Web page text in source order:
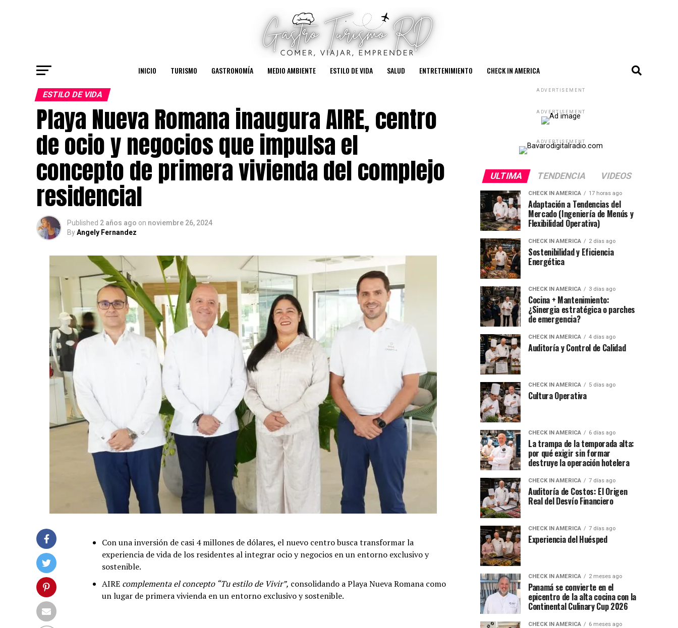
INICIO TURISMO GASTRONOMÍA MEDIO AMBIENTE ESTILO DE VIDA SALUD ENTRETENIMIENTO CHECK IN AMERICA
ESTILO DE VIDA
Playa Nueva Romana inaugura AIRE, centro
de ocio y negocios que impulsa el
concepto de primera vivienda del complejo
residencial
Published 2 años ago on noviembre 26, 2024
ByAngely Fernandez
Con una inversión de casi 4 millones de dólares, el nuevo centro busca transformar la
experiencia de vida de los residentes al integrar ocio y negocios en un entorno exclusivo y
sostenible.
AIRE complementa el concepto “Tu estilo de Vivir”, consolidando a Playa Nueva Romana como
un lugar de primera vivienda en un entorno exclusivo y sostenible.
ADVERTISEMENT
ADVERTISEMENT
ADVERTISEMENT
ULTIMA TENDENCIA VIDEOS
CHECK IN AMERICA 17 horas ago
Adaptación a Tendencias del
Mercado (Ingeniería de Menús y
Flexibilidad Operativa)
CHECK IN AMERICA 2 días ago
Sostenibilidad y Eficiencia
Energética
CHECK IN AMERICA 3 días ago
Cocina + Mantenimiento:
¿Sinergia estratégica o parches
de emergencia?
CHECK IN AMERICA 4 días ago
Auditoría y Control de Calidad
CHECK IN AMERICA 5 días ago
Cultura Operativa
CHECK IN AMERICA 6 días ago
La trampa de la temporada alta:
por qué exigir sin formar
destruye la operación hotelera
CHECK IN AMERICA 7 días ago
Auditoría de Costos: El Origen
Real del Desvío Financiero
CHECK IN AMERICA 7 días ago
Experiencia del Huésped
CHECK IN AMERICA 2 meses ago
Panamá se convierte en el
epicentro de la alta cocina con la
Continental Culinary Cup 2026
CHECK IN AMERICA 6 meses ago